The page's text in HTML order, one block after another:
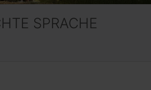
SPRACHE